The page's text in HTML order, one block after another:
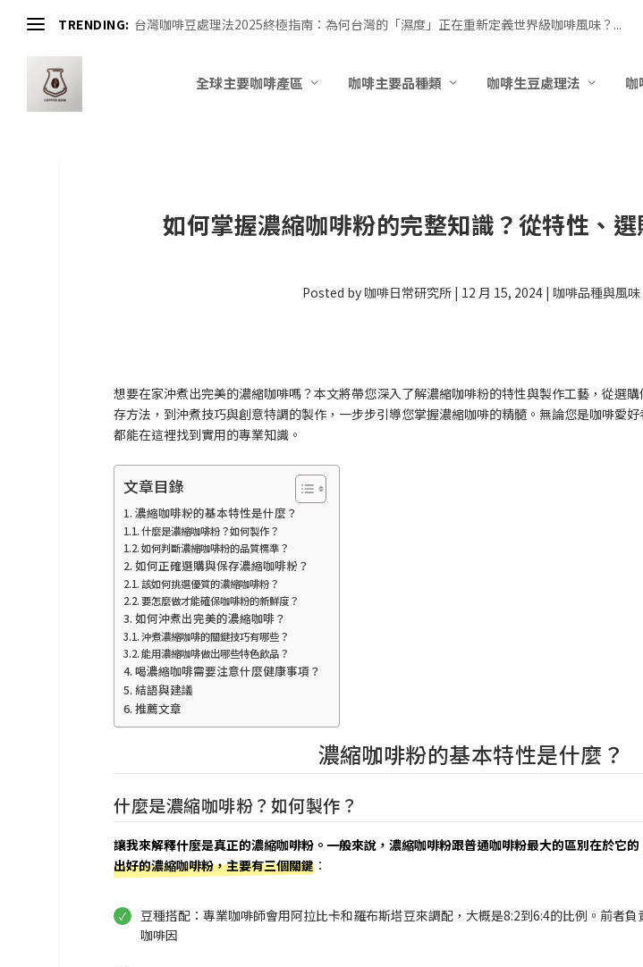
TRENDING: 台灣咖啡豆處理法2025終極指南：為何台灣的「濕度」正在重新定義世界級咖啡風味？...
全球主要咖啡產區 咖啡主要品種類 咖啡生豆處理法 咖
如何掌握濃縮咖啡粉的完整知識？從特性、
Posted by 咖啡日常研究所| 12 月 15, 2024| 咖啡品種與風味
想要在家沖煮出完美的濃縮咖啡嗎？本文將帶您深入了解濃縮咖啡粉的特性與製作工藝，從選
存方法，到沖煮技巧與創意特調的製作，一步步引導您掌握濃縮咖啡的精髓。無論您是咖啡愛好
都能在這裡找到實用的專業知識。
文章目錄
濃縮咖啡粉的基本特性是什麼？
什麼是濃縮咖啡粉？如何製作？
如何判斷濃縮咖啡粉的品質標準？
如何正確選購與保存濃縮咖啡粉？
該如何挑選優質的濃縮咖啡粉？
要怎麼做才能確保咖啡粉的新鮮度？
如何沖煮出完美的濃縮咖啡？
沖煮濃縮咖啡的關鍵技巧有哪些？
能用濃縮咖啡做出哪些特色飲品？
喝濃縮咖啡需要注意什麼健康事項？
結語與建議
推薦文章
濃縮咖啡粉的基本特性是什麼？
什麼是濃縮咖啡粉？如何製作？
讓我來解釋什麼是真正的濃縮咖啡粉。一般來說，濃縮咖啡粉跟普通咖啡粉最大的區別在於它的
出好的濃縮咖啡粉，主要有三個關鍵 ：
豆種搭配：專業咖啡師會用阿拉比卡和羅布斯塔豆來調配，大概是8:2到6:4的比例。前者
咖啡因